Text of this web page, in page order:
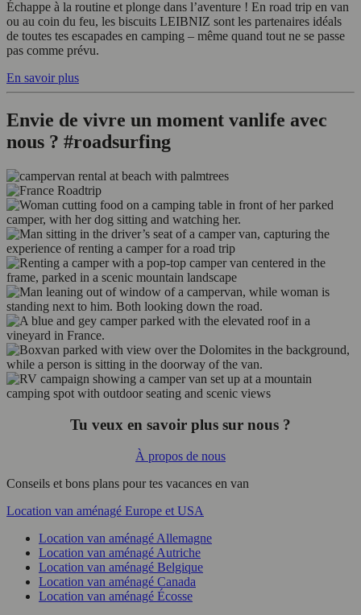
Échappe à la routine et plonge dans l’aventure ! En road trip en van
ou au coin du feu, les biscuits LEIBNIZ sont les partenaires idéals
de toutes tes escapades en camping – même quand tout ne se passe
pas comme prévu.
En savoir plus
Envie de vivre un moment vanlife avec
nous ? #roadsurfing
Tu veux en savoir plus sur nous ?
À propos de nous
Conseils et bons plans pour tes vacances en van
Location van aménagé Europe et USA
Location van aménagé Allemagne
Location van aménagé Autriche
Location van aménagé Belgique
Location van aménagé Canada
Location van aménagé Écosse